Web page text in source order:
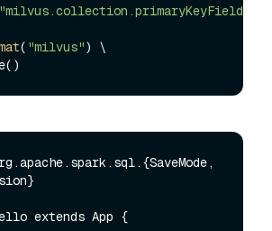
"milvus.collection.primaryKeyField"
( "milvus") \
extends App {